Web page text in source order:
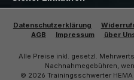
Datenschutzerklärung
AGB
Impressum über
Alle Preise inkl. gesetzl.
Nachnahmegebühren,
© 2026 Trainingsschwerter